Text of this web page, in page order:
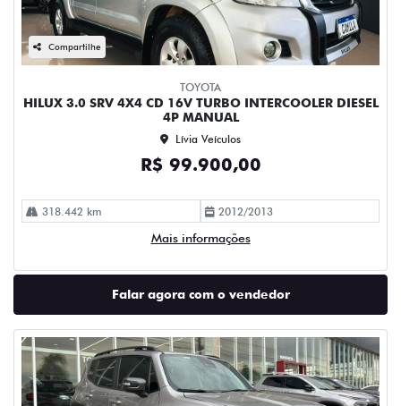
Compartilhe
TOYOTA
HILUX 3.0 SRV 4X4 CD 16V TURBO INTERCOOLER DIESEL
4P MANUAL
Lívia Veículos
R$ 99.900,00
318.442 km 2012/2013
Mais informações
Falar agora com o vendedor